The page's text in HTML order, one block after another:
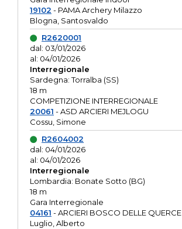
19102 - PAMA Archery Milazzo
Blogna, Santosvaldo
R2620001
dal: 03/01/2026
al: 04/01/2026
Interregionale
Sardegna: Torralba (SS)
18 m
COMPETIZIONE INTERREGIONALE
20061 - ASD ARCIERI MEJLOGU
Cossu, Simone
R2604002
dal: 04/01/2026
al: 04/01/2026
Interregionale
Lombardia: Bonate Sotto (BG)
18 m
Gara Interregionale
04161 - ARCIERI BOSCO DELLE QUERCE
Luglio, Alberto